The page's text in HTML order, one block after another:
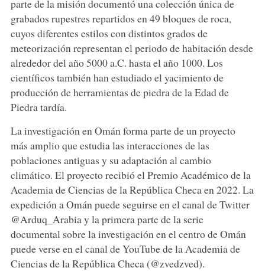
parte de la misión documentó una colección única de
grabados rupestres repartidos en 49 bloques de roca,
cuyos diferentes estilos con distintos grados de
meteorización representan el periodo de habitación desde
alrededor del año 5000 a.C. hasta el año 1000. Los
científicos también han estudiado el yacimiento de
producción de herramientas de piedra de la Edad de
Piedra tardía.
La investigación en Omán forma parte de un proyecto
más amplio que estudia las interacciones de las
poblaciones antiguas y su adaptación al cambio
climático. El proyecto recibió el Premio Académico de la
Academia de Ciencias de la República Checa en 2022. La
expedición a Omán puede seguirse en el canal de Twitter
@Arduq_Arabia y la primera parte de la serie
documental sobre la investigación en el centro de Omán
puede verse en el canal de YouTube de la Academia de
Ciencias de la República Checa (@zvedzved).